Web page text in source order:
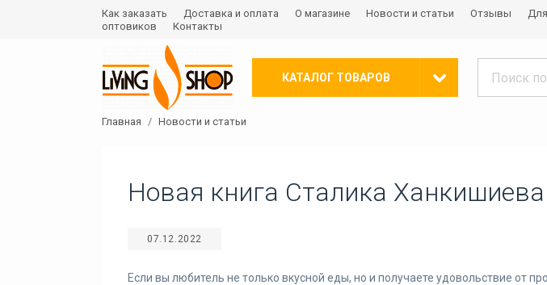
Как заказать Доставка и оплата О магазине Новости и статьи Отзывы
Для
оптовиков
Контакты
КАТАЛОГ ТОВАРОВ
Главная Новости и статьи
Новая книга Сталика Ханкишиева
07.12.2022
Если вы любитель не только вкусной еды, но и получаете удовольствие от